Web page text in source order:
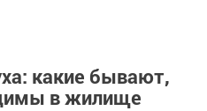
какие бывают,
в жилище